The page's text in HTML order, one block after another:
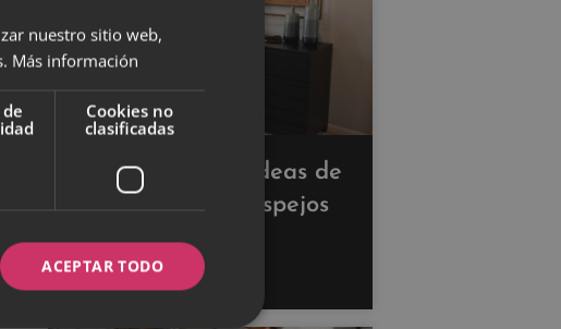
Descubre estas ideas de
decoración con espejos
para ampliar tus
espacios
nuestro sitio web,
Más información
Cookies no
clasificadas
ACEPTAR TODO